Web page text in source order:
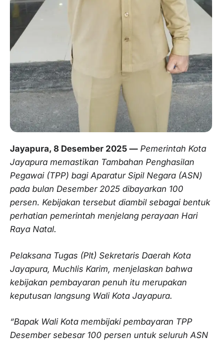
Jayapura, 8 Desember 2025 — Pemerintah Kota
Jayapura memastikan Tambahan Penghasilan
Pegawai (TPP) bagi Aparatur Sipil Negara (ASN)
pada bulan Desember 2025 dibayarkan 100
persen. Kebijakan tersebut diambil sebagai bentuk
perhatian pemerintah menjelang perayaan Hari
Raya Natal.
Pelaksana Tugas (Plt) Sekretaris Daerah Kota
Jayapura, Muchlis Karim, menjelaskan bahwa
kebijakan pembayaran penuh itu merupakan
keputusan langsung Wali Kota Jayapura.
“Bapak Wali Kota membijaki pembayaran TPP
Desember sebesar 100 persen untuk seluruh ASN